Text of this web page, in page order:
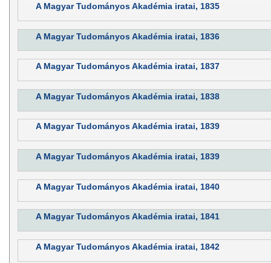
A Magyar Tudományos Akadémia iratai, 1835
A Magyar Tudományos Akadémia iratai, 1836
A Magyar Tudományos Akadémia iratai, 1837
A Magyar Tudományos Akadémia iratai, 1838
A Magyar Tudományos Akadémia iratai, 1839
A Magyar Tudományos Akadémia iratai, 1839
A Magyar Tudományos Akadémia iratai, 1840
A Magyar Tudományos Akadémia iratai, 1841
A Magyar Tudományos Akadémia iratai, 1842